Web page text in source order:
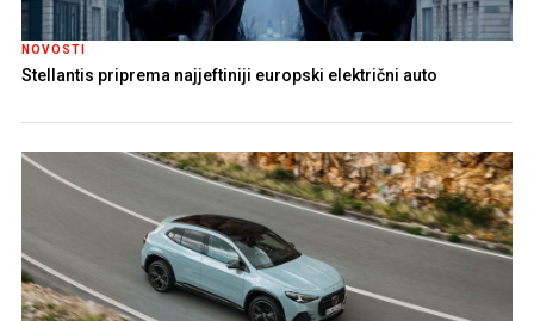
NOVOSTI
Stellantis priprema najjeftiniji europski električni auto